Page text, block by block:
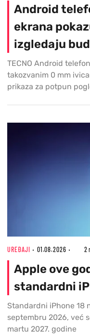
Android
ekrana
izgledaju
TECNO Android
takozvanim 0 mm
prikaza za potpun
UREĐAJI 01.08.2026 2
Apple ove
standardni
Standardni iPhone 18
septembru 2026, već
martu 2027. godine